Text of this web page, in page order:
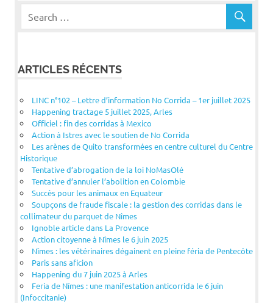
ARTICLES RÉCENTS
LINC n°102 – Lettre d’information No Corrida – 1er juillet 2025
Happening tractage 5 juillet 2025, Arles
Officiel : fin des corridas à Mexico
Action à Istres avec le soutien de No Corrida
Les arènes de Quito transformées en centre culturel du Centre
Historique
Tentative d’abrogation de la loi NoMasOlé
Tentative d’annuler l’abolition en Colombie
Succès pour les animaux en Equateur
Soupçons de fraude fiscale : la gestion des corridas dans le
collimateur du parquet de Nîmes
Ignoble article dans La Provence
Action citoyenne à Nîmes le 6 juin 2025
Nîmes : les vétérinaires dégainent en pleine féria de Pentecôte
Paris sans aficion
Happening du 7 juin 2025 à Arles
Feria de Nîmes : une manifestation anticorrida le 6 juin
(Infoccitanie)